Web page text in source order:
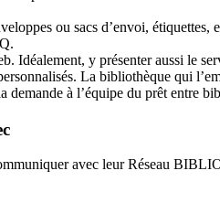
ou sacs d’envoi, étiquettes,
Idéalement, y présenter aussi le
La bibliothèque qui
à l’équipe du prêt entre
avec leur Réseau